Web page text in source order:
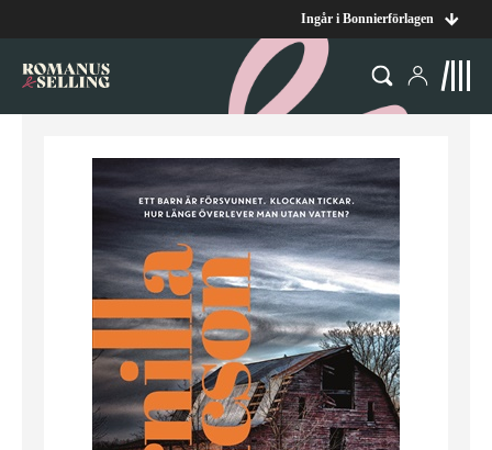
Ingår i Bonnierförlagen